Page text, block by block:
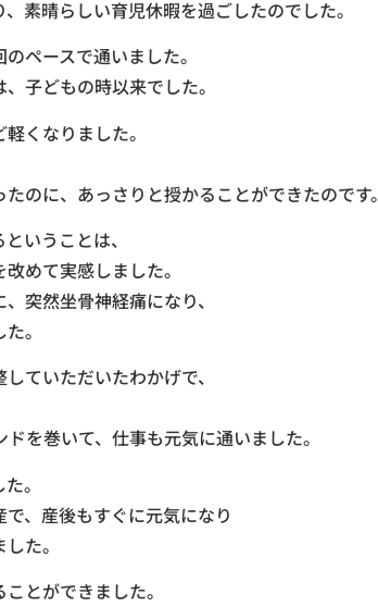
素晴らしい育児休暇を過ごしたのでした。
ペースで通いました。
子どもの時以来でした。
くなりました。
のに、あっさりと授かることができたのです。
いうことは、
めて実感しました。
突然坐骨神経痛になり、
。
ていただいたわかげで、
を巻いて、仕事も元気に通いました。
。
、産後もすぐに元気になり
た。
とができました。